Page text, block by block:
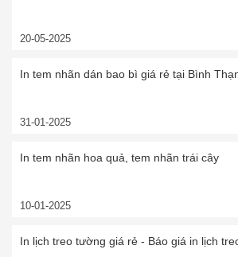
20-05-2025
In tem nhãn dán bao bì giá rẻ tại Bình
31-01-2025
In tem nhãn hoa quả, tem nhãn trái cây
10-01-2025
In lịch treo tường giá rẻ - Báo giá in lịch